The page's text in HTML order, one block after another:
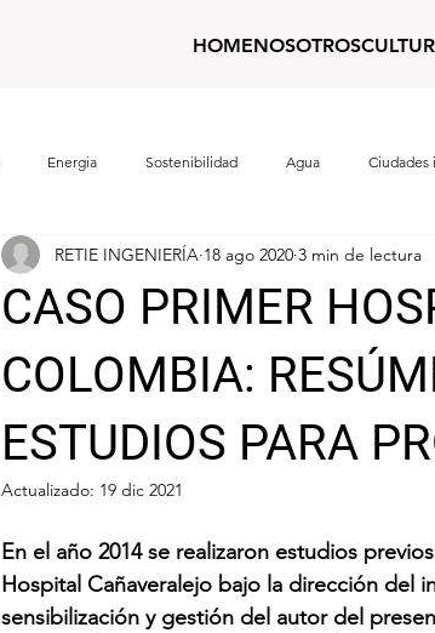
HOMENOSOTROS
Energia Sostenibilidad Agua
CASO PRIMER
COLOMBIA:
ESTUDIOS PARA
RETIE INGENIERÍA 18 ago 2020 3 min de lectura
Actualizado: 19 dic 2021
En el año 2014 se realizaron estudios
Hospital Cañaveralejo bajo la dirección del
sensibilización y gestión del autor del